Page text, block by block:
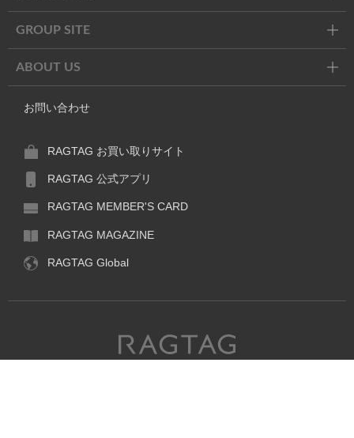
GROUP SITE
ABOUT US
お問い合わせ
RAGTAG お買い取りサイト
RAGTAG 公式アプリ
RAGTAG MEMBER'S CARD
RAGTAG MAGAZINE
RAGTAG Global
RAGTAG